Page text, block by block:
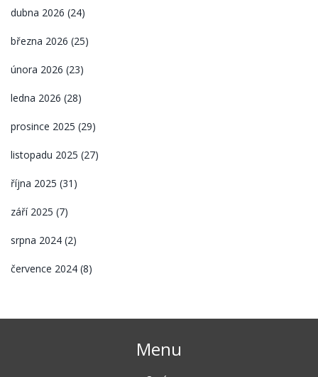
dubna 2026 (24)
března 2026 (25)
února 2026 (23)
ledna 2026 (28)
prosince 2025 (29)
listopadu 2025 (27)
října 2025 (31)
září 2025 (7)
srpna 2024 (2)
července 2024 (8)
Menu